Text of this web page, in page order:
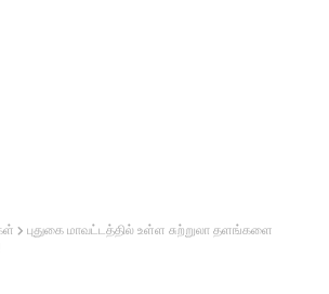
புதுகை மாவட்டத்தில் உள்ள சுற்றுலா தளங்களை